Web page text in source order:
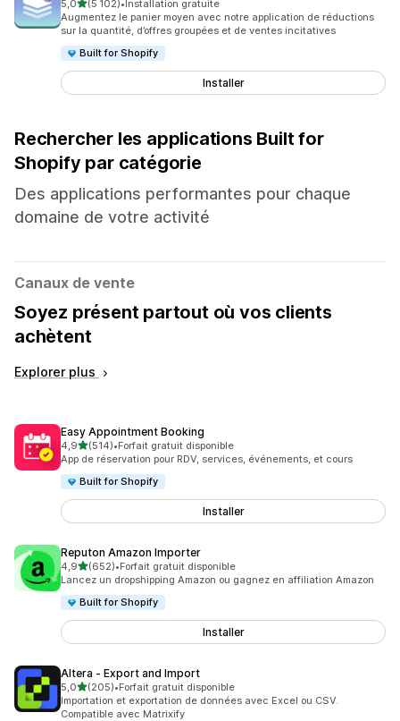
5,0étoile(s) sur 5
(5 102)
5102 avis au total
• Installation gratuite
Augmentez le panier moyen avec notre application de réductions
sur la quantité, d’offres groupées et de ventes incitatives
Built for Shopify
Installer
Rechercher les applications Built for
Shopify par catégorie
Des applications performantes pour chaque
domaine de votre activité
Canaux de vente
Soyez présent partout où vos clients
achètent
Explorer plus
Easy Appointment Booking
4,9étoile(s) sur 5
(514)
514 avis au total
•Forfait gratuit disponible
App de réservation pour RDV, services, événements, et cours
Built for Shopify
Installer
Reputon Amazon Importer
4,9étoile(s) sur 5
(652)
652 avis au total
•Forfait gratuit disponible
Lancez un dropshipping Amazon ou gagnez en affiliation Amazon
Built for Shopify
Installer
Altera ‑ Export and Import
5,0étoile(s) sur 5
(205)
205 avis au total
•Forfait gratuit disponible
Importation et exportation de données avec Excel ou CSV.
Compatible avec Matrixify